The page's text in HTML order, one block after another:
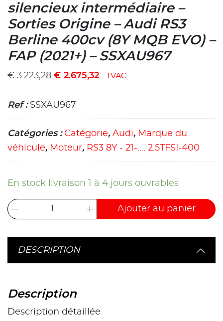
silencieux intermédiaire –
Sorties Origine – Audi RS3
Berline 400cv (8Y MQB EVO) –
FAP (2021+) – SSXAU967
€3.223,28 € 2.675,32 TVAC
Ref : SSXAU967
Catégories : Catégorie, Audi, Marque du
véhicule, Moteur, RS3 8Y - 21-.... 2.5TFSI-400
En stock livraison 1 à 4 jours ouvrables
Ajouter au panier
DESCRIPTION
Description
Description détaillée